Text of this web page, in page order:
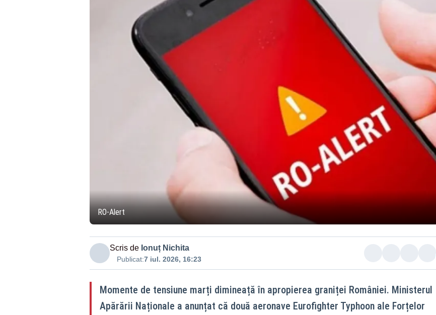
RO-Alert
Scris de Ionuț Nichita
Publicat:7 iul. 2026, 16:23
Momente de tensiune marți dimineață în apropierea graniței României. Ministerul
Apărării Naționale a anunțat că două aeronave Eurofighter Typhoon ale Forțelor